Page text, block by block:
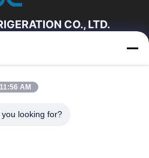
CO., LTD.
О Нас
Проверка Качества
11:56 AM
looking for?